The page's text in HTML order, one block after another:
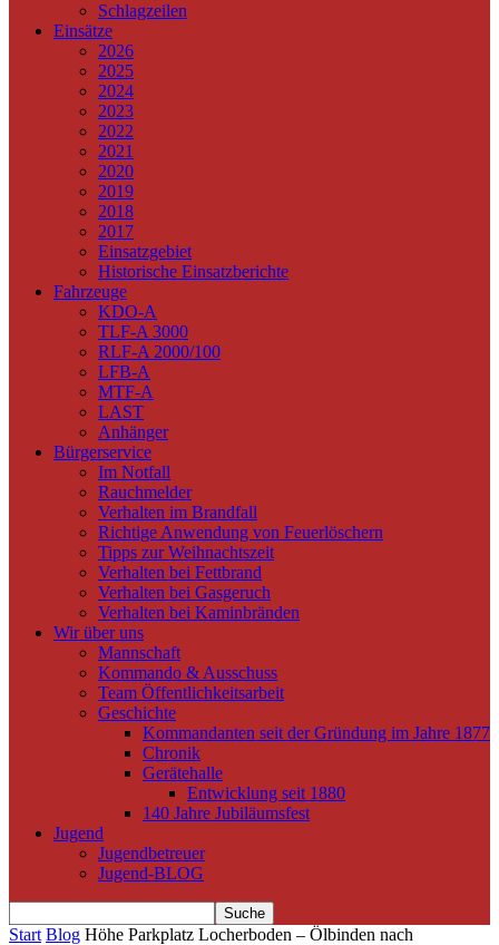
Schlagzeilen
Einsätze
2026
2025
2024
2023
2022
2021
2020
2019
2018
2017
Einsatzgebiet
Historische Einsatzberichte
Fahrzeuge
KDO-A
TLF-A 3000
RLF-A 2000/100
LFB-A
MTF-A
LAST
Anhänger
Bürgerservice
Im Notfall
Rauchmelder
Verhalten im Brandfall
Richtige Anwendung von Feuerlöschern
Tipps zur Weihnachtszeit
Verhalten bei Fettbrand
Verhalten bei Gasgeruch
Verhalten bei Kaminbränden
Wir über uns
Mannschaft
Kommando & Ausschuss
Team Öffentlichkeitsarbeit
Geschichte
Kommandanten seit der Gründung im Jahre 1877
Chronik
Gerätehalle
Entwicklung seit 1880
140 Jahre Jubiläumsfest
Jugend
Jugendbetreuer
Jugend-BLOG
Start Blog Höhe Parkplatz Locherboden – Ölbinden nach